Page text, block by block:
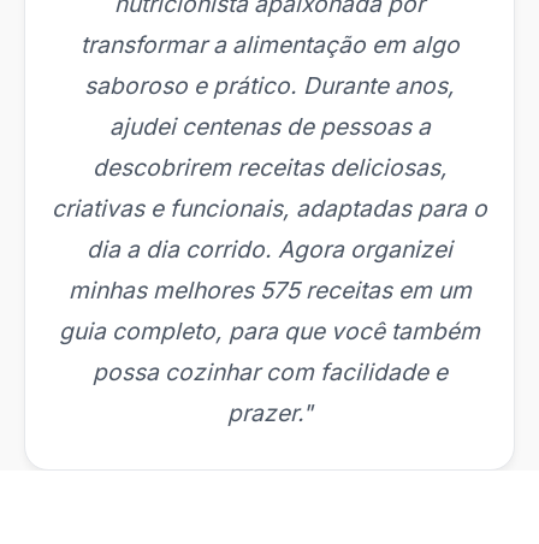
transformar a alimentação em algo
saboroso e prático. Durante anos,
ajudei centenas de pessoas a
descobrirem receitas deliciosas,
criativas e funcionais, adaptadas para o
dia a dia corrido. Agora organizei
minhas melhores 575 receitas em um
guia completo, para que você também
possa cozinhar com facilidade e
prazer."